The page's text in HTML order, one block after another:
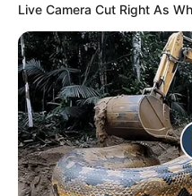
Live Camera Cut Right As